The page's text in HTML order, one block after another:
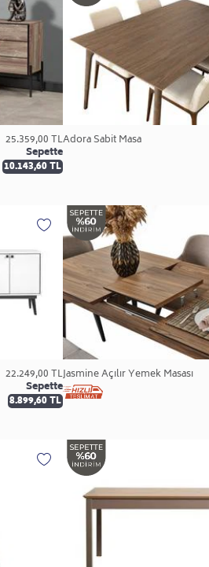
25.359,00 TL
Sepette
10.143,60 TL
Adora Sabit Masa
22.249,00 TL
Sepette
8.899,60 TL
Jasmine Açılır Yemek Masası